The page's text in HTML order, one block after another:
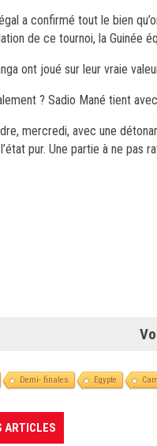
a confirmé tout le bien
de ce tournoi, la Guinée
ont joué sur leur vraie
? Sadio Mané tient
mercredi, avec une
pur. Une partie à ne pas
Demi- finales Egypte
ARTICLES